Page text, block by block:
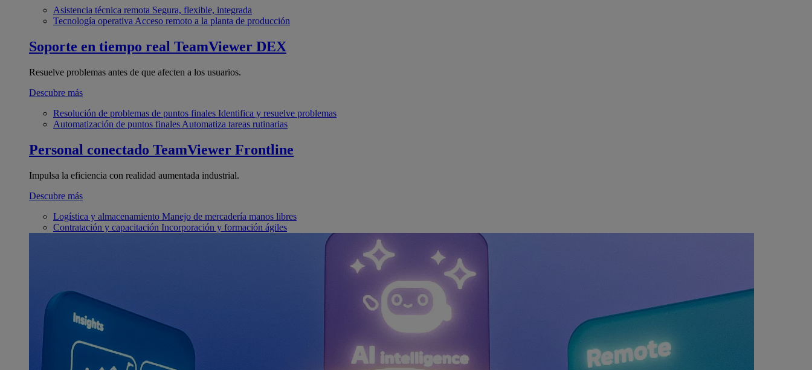
Asistencia técnica remota Segura, flexible, integrada
Tecnología operativa Acceso remoto a la planta de producción
Soporte en tiempo real TeamViewer DEX
Resuelve problemas antes de que afecten a los usuarios.
Descubre más
Resolución de problemas de puntos finales Identifica y resuelve problemas
Automatización de puntos finales Automatiza tareas rutinarias
Personal conectado TeamViewer Frontline
Impulsa la eficiencia con realidad aumentada industrial.
Descubre más
Logística y almacenamiento Manejo de mercadería manos libres
Contratación y capacitación Incorporación y formación ágiles